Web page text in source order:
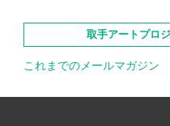
取手アートプロ
これまでのメールマガジン